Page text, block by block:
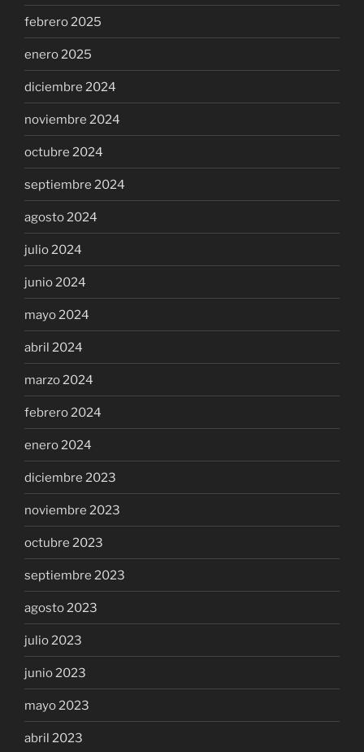
febrero 2025
enero 2025
diciembre 2024
noviembre 2024
octubre 2024
septiembre 2024
agosto 2024
julio 2024
junio 2024
mayo 2024
abril 2024
marzo 2024
febrero 2024
enero 2024
diciembre 2023
noviembre 2023
octubre 2023
septiembre 2023
agosto 2023
julio 2023
junio 2023
mayo 2023
abril 2023